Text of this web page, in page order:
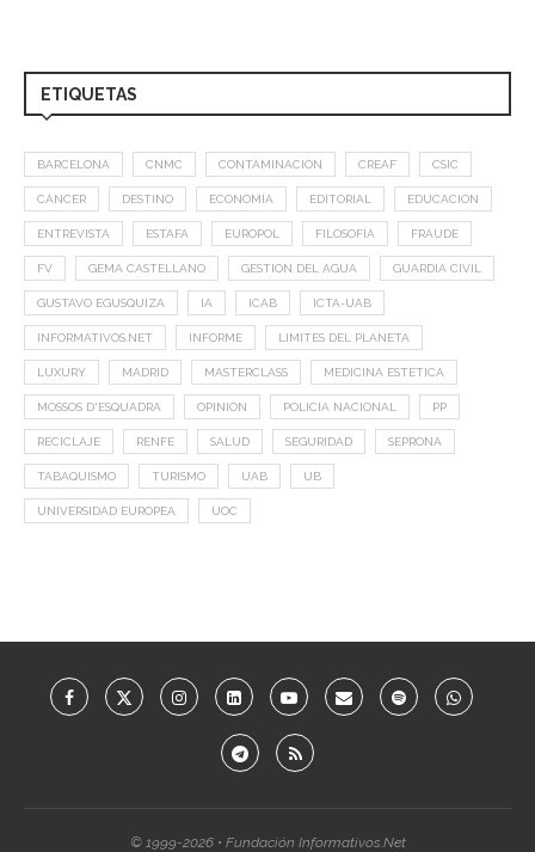
ETIQUETAS
BARCELONA CNMC CONTAMINACIÓN CREAF CSIC
CÁNCER DESTINO ECONOMÍA EDITORIAL EDUCACIÓN
ENTREVISTA ESTAFA EUROPOL FILOSOFÍA FRAUDE
FV GEMA CASTELLANO GESTION DEL AGUA GUARDIA CIVIL
GUSTAVO EGUSQUIZA IA ICAB ICTA-UAB
INFORMATIVOS.NET INFORME LIMITES DEL PLANETA
LUXURY MADRID MASTERCLASS MEDICINA ESTÉTICA
MOSSOS D'ESQUADRA OPINIÓN POLICÍA NACIONAL PP
RECICLAJE RENFE SALUD SEGURIDAD SEPRONA
TABAQUISMO TURISMO UAB UB
UNIVERSIDAD EUROPEA UOC
© 1999-2026 • Fundación Informativos.Net